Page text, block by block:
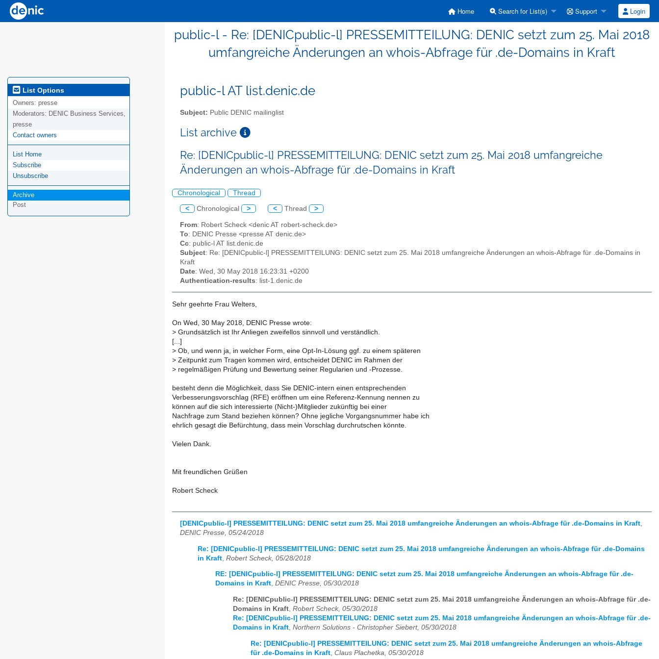
Home Search for List(s) Support Login
public-l - Re: [DENICpublic-l] PRESSEMITTEILUNG: DENIC setzt zum 25. Mai 2018
umfangreiche Änderungen an whois-Abfrage für .de-Domains in Kraft
List Options
Owners: presse
Moderators: DENIC Business Services,
presse
Contact owners
List Home
Subscribe
Unsubscribe
Archive
Post
public-l AT list.denic.de
Subject: Public DENIC mailinglist
List archive
Re: [DENICpublic-l] PRESSEMITTEILUNG: DENIC setzt zum 25. Mai 2018 umfangreiche
Änderungen an whois-Abfrage für .de-Domains in Kraft
Chronological Thread
< Chronological > < Thread >
From: Robert Scheck <denic AT robert-scheck.de>
To: DENIC Presse <presse AT denic.de>
Cc: public-l AT list.denic.de
Subject: Re: [DENICpublic-l] PRESSEMITTEILUNG: DENIC setzt zum 25. Mai 2018 umfangreiche Änderungen an whois-Abfrage für .de-Domains in
Kraft
Date: Wed, 30 May 2018 16:23:31 +0200
Authentication-results: list-1.denic.de
Sehr geehrte Frau Welters,
On Wed, 30 May 2018, DENIC Presse wrote:
> Grundsätzlich ist Ihr Anliegen zweifellos sinnvoll und verständlich.
[...]
> Ob, und wenn ja, in welcher Form, eine Opt-In-Lösung ggf. zu einem späteren
> Zeitpunkt zum Tragen kommen wird, entscheidet DENIC im Rahmen der
> regelmäßigen Prüfung und Bewertung seiner Regularien und -Prozesse.
besteht denn die Möglichkeit, dass Sie DENIC-intern einen entsprechenden
Verbesserungsvorschlag (RFE) eröffnen um eine Referenz-Kennung nennen zu
können auf die sich interessierte (Nicht-)Mitglieder zukünftig bei einer
Nachfrage zum Stand beziehen können? Ohne jegliche Vorgangsnummer habe ich
ehrlich gesagt die Befürchtung, dass mein Vorschlag durchrutschen könnte.
Vielen Dank.
Mit freundlichen Grüßen
Robert Scheck
[DENICpublic-l] PRESSEMITTEILUNG: DENIC setzt zum 25. Mai 2018 umfangreiche Änderungen an whois-Abfrage für .de-Domains in Kraft,
DENIC Presse, 05/24/2018
Re: [DENICpublic-l] PRESSEMITTEILUNG: DENIC setzt zum 25. Mai 2018 umfangreiche Änderungen an whois-Abfrage für .de-Domains
in Kraft Robert Scheck, 05/28/2018
RE: [DENICpublic-l] PRESSEMITTEILUNG: DENIC setzt zum 25. Mai 2018 umfangreiche Änderungen an whois-Abfrage für .de-
Domains in Kraft, DENIC Presse, 05/30/2018
Re: [DENICpublic-l] PRESSEMITTEILUNG: DENIC setzt zum 25. Mai 2018 umfangreiche Änderungen an whois-Abfrage für .de-
Domains in Kraft, Robert Scheck, 05/30/2018
Re: [DENICpublic-l] PRESSEMITTEILUNG: DENIC setzt zum 25. Mai 2018 umfangreiche Änderungen an whois-Abfrage für .de-
Domains in Kraft, Northern Solutions - Christopher Siebert, 05/30/2018
Re: [DENICpublic-l] PRESSEMITTEILUNG: DENIC setzt zum 25. Mai 2018 umfangreiche Änderungen an whois-Abfrage
für .de-Domains in Kraft Claus Plachetka, 05/30/2018